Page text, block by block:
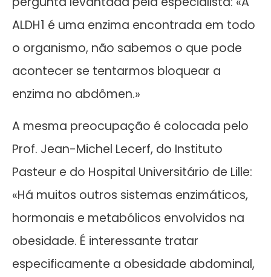
ALDH1 é uma enzima encontrada em todo
o organismo, não sabemos o que pode
acontecer se tentarmos bloquear a
enzima no abdômen.»
A mesma preocupação é colocada pelo
Prof. Jean-Michel Lecerf, do Instituto
Pasteur e do Hospital Universitário de Lille:
«Há muitos outros sistemas enzimáticos,
hormonais e metabólicos envolvidos na
obesidade. É interessante tratar
especificamente a obesidade abdominal,